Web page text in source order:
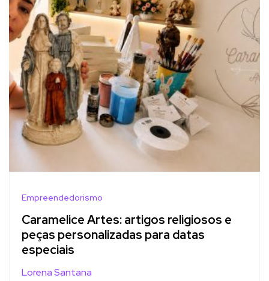
Empreendedorismo
Caramelice Artes: artigos religiosos e
peças personalizadas para datas
especiais
Lorena Santana